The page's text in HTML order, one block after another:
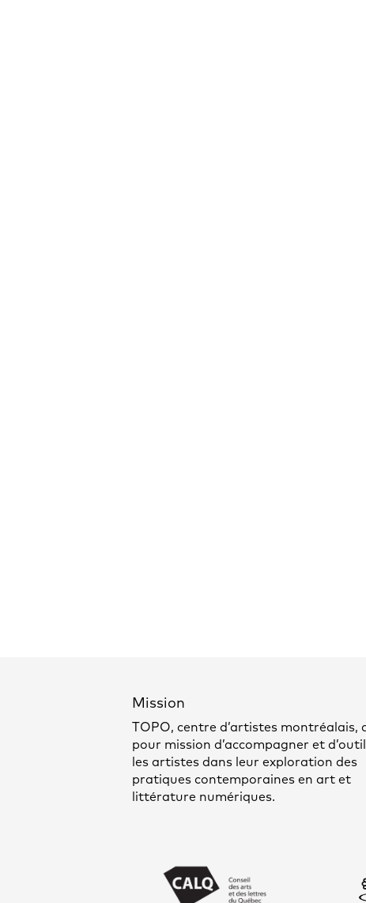
Mission
TOPO, centre d’artistes montréalais,
pour mission d’accompagner et
les artistes dans leur exploration des
pratiques contemporaines en art et
littérature numériques.